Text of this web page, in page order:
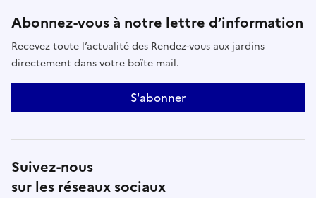
Abonnez-vous à notre lettre d’information
Recevez toute l’actualité des Rendez-vous aux jardins
directement dans votre boîte mail.
S'abonner
Suivez-nous
sur les réseaux sociaux